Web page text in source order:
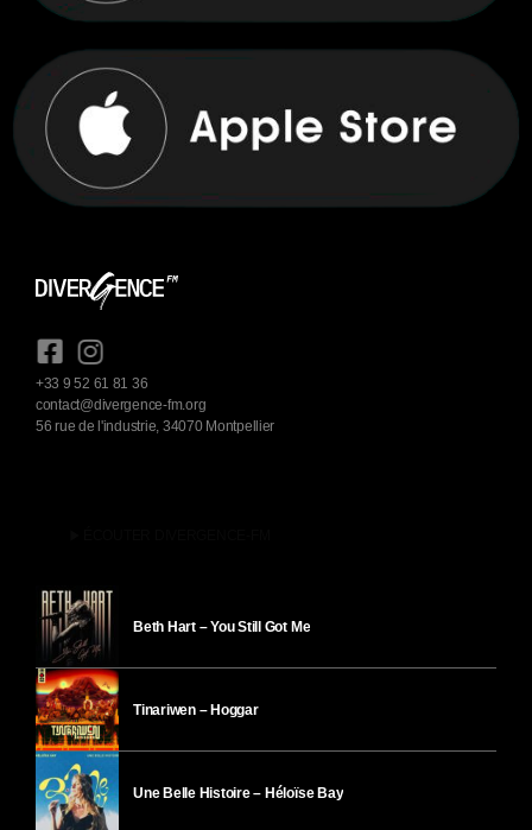
+33 9 52 61 81 36
contact@divergence-fm.org
56 rue de l'industrie, 34070 Montpellier
Beth Hart – You Still Got Me
Tinariwen – Hoggar
Une Belle Histoire – Héloïse Bay